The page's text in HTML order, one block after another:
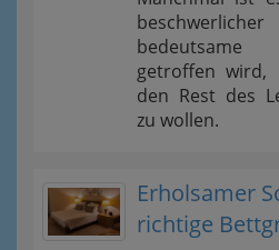
getroffen wird,
den Rest des
zu wollen.
Erholsamer
richtige